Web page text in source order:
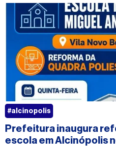
Prefeitura inaugura
escola em Alcinópolis
#alcinopolis